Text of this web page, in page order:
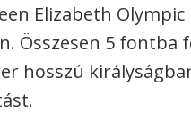
Elizabeth
Összesen 5 fontba
hosszú